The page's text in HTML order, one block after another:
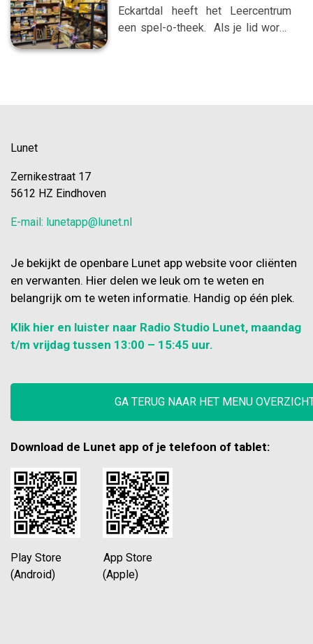
veel verschillende onderwerpen.
Klik hier om naar de website van
Steffie te gaan Squla Squla is
Eckartdal heeft het Leercentrum
een spel-o-theek. Als je lid wordt,
mag 3 spelmaterialen per keer
weken gebruik
Lunet
Zernikestraat 17
5612 HZ Eindhoven
E-mail: lunetapp@lunet.nl
Je bekijkt de openbare Lunet app website voor cliënten
en verwanten. Hier delen we leuk om te weten en
belangrijk om te weten informatie. Handig op één plek.
Klik hier en luister naar Radio Studio Lunet, maandag
t/m vrijdag tussen 13:00 – 15:45 uur.
GA TERUG NAAR HET MENU
Download de Lunet app of je telefoon of tablet:
Play Store App Store
(Android) (Apple)